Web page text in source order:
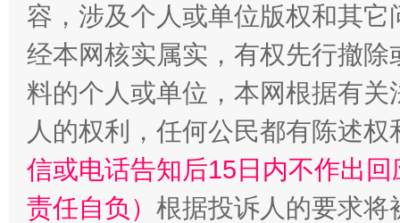
“蜀中异人”王建安的艺术幻境
容，涉及个人或单位版权和其它
经本网核实属实，有权先行撤
料的个人或单位，本网根据有
人的权利，任何公民都有陈述
信或电话告知后15日内不作出
责任自负） 根据投诉人的要求将